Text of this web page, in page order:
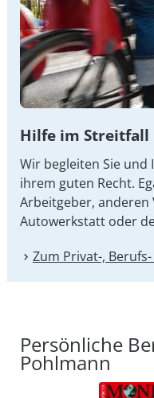
Hilfe im Streitfall
Wir begleiten Sie und
ihrem guten Recht.
Arbeitgeber,
Autowerkstatt oder
Zum Privat-,
Persönliche
Pohlmann